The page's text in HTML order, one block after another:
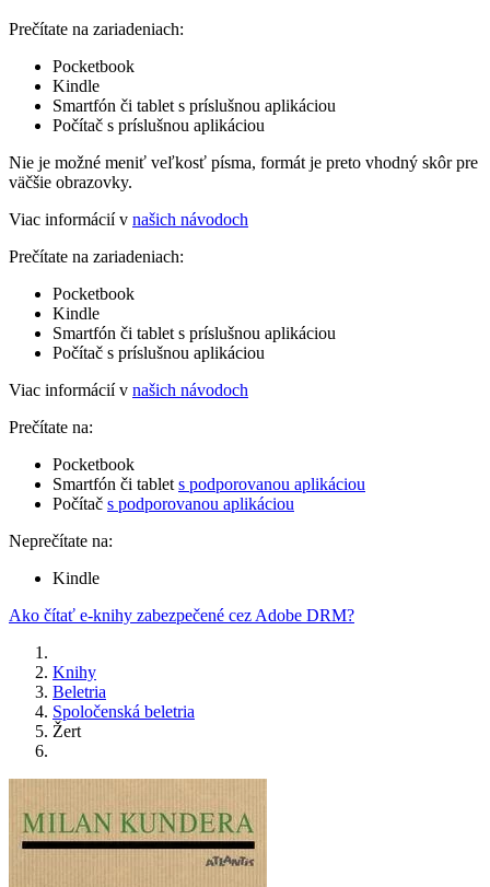
Prečítate na zariadeniach:
Pocketbook
Kindle
Smartfón či tablet s príslušnou aplikáciou
Počítač s príslušnou aplikáciou
Nie je možné meniť veľkosť písma, formát je preto vhodný skôr pre
väčšie obrazovky.
Viac informácií v našich návodoch
Prečítate na zariadeniach:
Pocketbook
Kindle
Smartfón či tablet s príslušnou aplikáciou
Počítač s príslušnou aplikáciou
Viac informácií v našich návodoch
Prečítate na:
Pocketbook
Smartfón či tablet s podporovanou aplikáciou
Počítač s podporovanou aplikáciou
Neprečítate na:
Kindle
Ako čítať e-knihy zabezpečené cez Adobe DRM?
Knihy
Beletria
Spoločenská beletria
Žert